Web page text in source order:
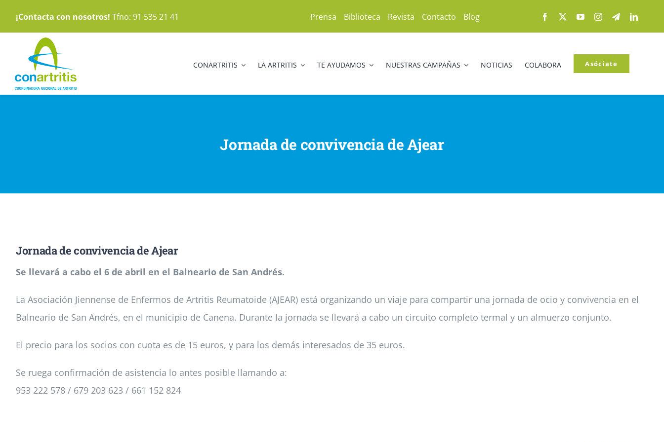
contenido
¡Contacta con nosotros! Tfno: 91 535 21 41 Prensa Biblioteca Revista Contacto Blog
CONARTRITIS LA ARTRITIS TE AYUDAMOS NUESTRAS CAMPAÑAS NOTICIAS COLABORA Asóciate
Jornada de convivencia de Ajear
Jornada de convivencia de Ajear
Se llevará a cabo el 6 de abril en el Balneario de San Andrés.
La Asociación Jiennense de Enfermos de Artritis Reumatoide (AJEAR) está organizando un viaje para compartir una jornada de ocio y convivencia en el
Balneario de San Andrés, en el municipio de Canena. Durante la jornada se llevará a cabo un circuito completo termal y un almuerzo conjunto.
El precio para los socios con cuota es de 15 euros, y para los demás interesados de 35 euros.
Se ruega confirmación de asistencia lo antes posible llamando a:
953 222 578 / 679 203 623 / 661 152 824